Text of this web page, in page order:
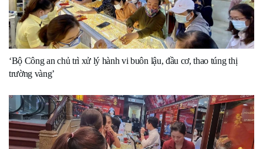
‘Bộ Công an chủ trì xử lý hành vi buôn lậu, đầu cơ, thao túng thị
trường vàng’